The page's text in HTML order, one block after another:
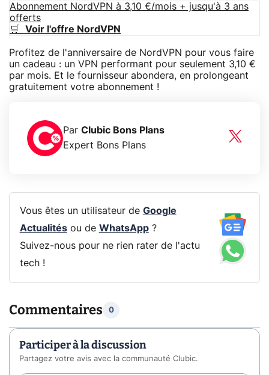
Abonnement NordVPN à 3,10 €/mois + jusqu'à 3 ans
offerts
🛒 Voir l'offre NordVPN
Profitez de l'anniversaire de NordVPN pour vous faire
un cadeau : un VPN performant pour seulement 3,10 €
par mois. Et le fournisseur abondera, en prolongeant
gratuitement votre abonnement !
Par Clubic Bons Plans
Expert Bons Plans
Vous êtes un utilisateur de Google
Actualitésou de WhatsApp?
Suivez-nous pour ne rien rater de l'actu
tech !
Commentaires 0
Participer à la discussion
Partagez votre avis avec la communauté Clubic.